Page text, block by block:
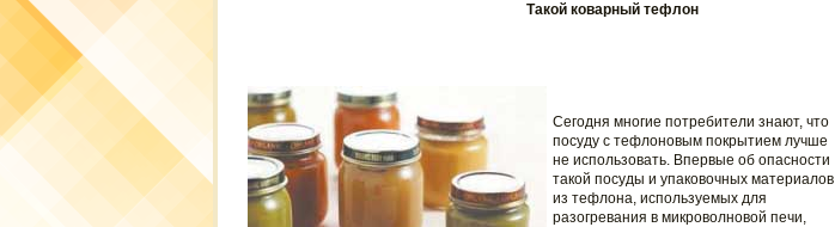
Такой коварный тефлон
Сегодня многие потребители знают, что
посуду с тефлоновым покрытием лучше
не использовать. Впервые об опасности
такой посуды и упаковочных материалов
из тефлона, используемых для
разогревания в микроволновой печи,